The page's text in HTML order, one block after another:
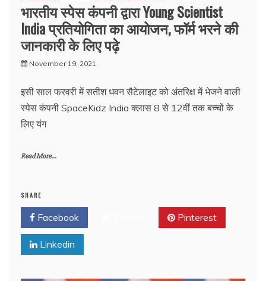
भारतीय स्पेस कंपनी द्वारा Young Scientist
India प्रतियोगिता का आयोजन, फॉर्म भरने की
जानकारी के लिए पढ़े
November 19, 2021
इसी साल फरवरी में सतीश धवन सैटेलाइट को अंतरिक्ष में भेजने वाली
स्पेस कंपनी SpaceKidz India क्लास 8 से 12वीं तक बच्चों के
लिए यंग
Read More...
SHARE
Facebook Pinterest
Linkedin